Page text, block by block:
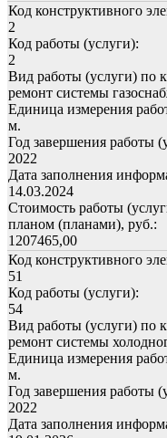
Код конструктивного
2
Код работы (услуги):
2
Вид работы (услуги) по
ремонт системы
Единица измерения
м.
Год завершения работы
2022
Дата заполнения
14.03.2024
Стоимость работы
планом (планами), руб.:
1207465,00
Код конструктивного
51
Код работы (услуги):
54
Вид работы (услуги) по
ремонт системы
Единица измерения
м.
Год завершения работы
2022
Дата заполнения